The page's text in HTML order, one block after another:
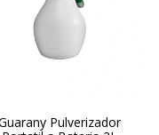
Pulverizador